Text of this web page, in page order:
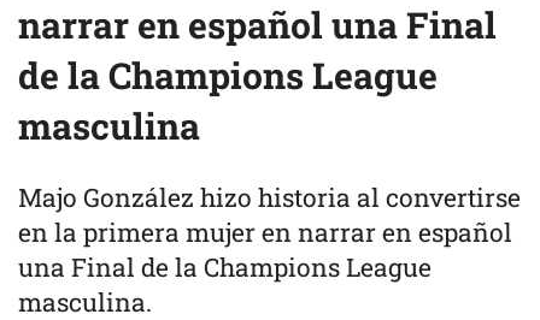
narrar en español una Final
de la Champions League
masculina
Majo González hizo historia al convertirse
en la primera mujer en narrar en español
una Final de la Champions League
masculina.